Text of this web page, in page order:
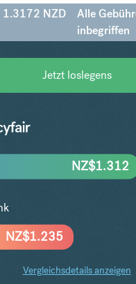
1.3172 NZD
Alle
inbegriffen
Jetzt loslegens
NZ$1.235
NZ$1.312
Vergleichsdetails anzeigen